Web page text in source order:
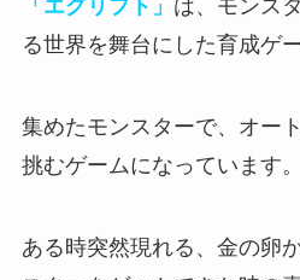
「エグリプト」 は、モンス
る世界を舞台にした育成ゲ
集めたモンスターで、オー
挑むゲームになっています。
ある時突然現れる、金の卵